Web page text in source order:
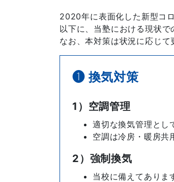
2020年に表面化した新型コ
以下に、当塾における現状で
なお、本対策は状況に応じて
❶ 換気対策
1）空調管理
適切な換気管理とし
空調は冷房・暖房共
2）強制換気
当校に備えてありま